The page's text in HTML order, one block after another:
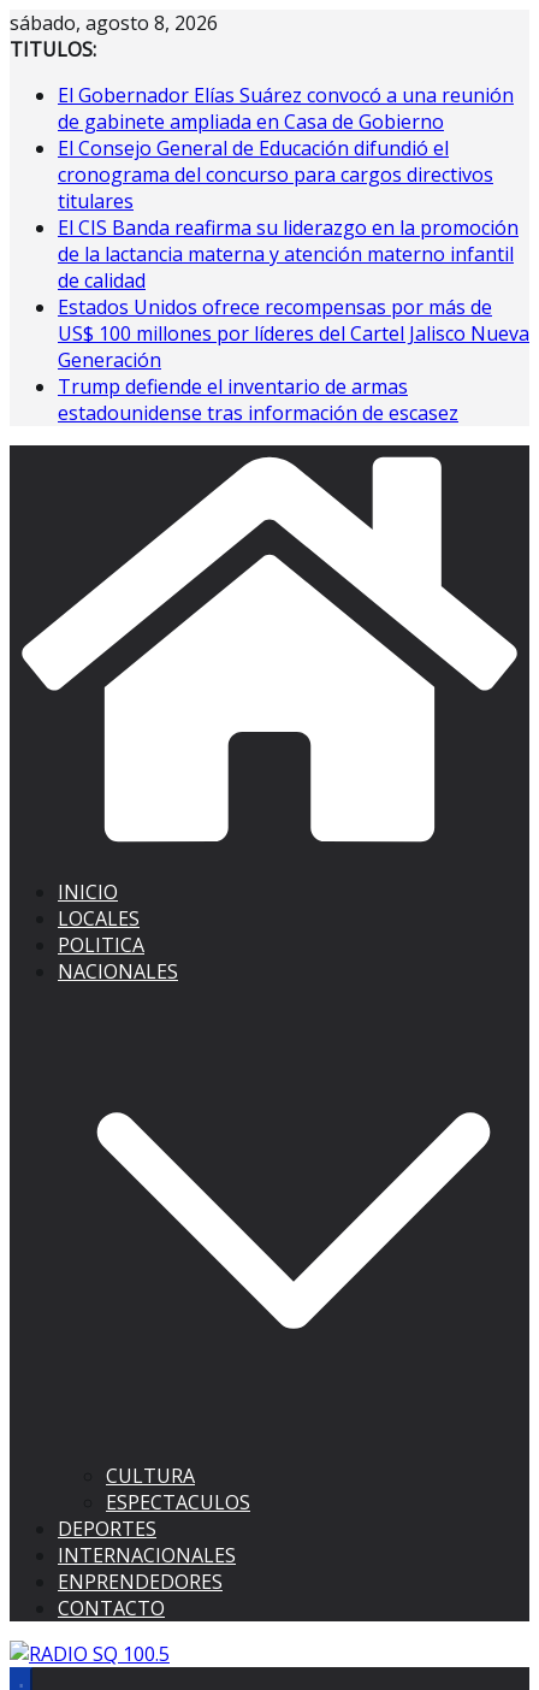
Saltar
al
sábado, agosto 8, 2026
TITULOS:
El Gobernador Elías Suárez convocó a una reunión
de gabinete ampliada en Casa de Gobierno
El Consejo General de Educación difundió el
cronograma del concurso para cargos directivos
titulares
El CIS Banda reafirma su liderazgo en la promoción
de la lactancia materna y atención materno infantil
de calidad
Estados Unidos ofrece recompensas por más de
US$ 100 millones por líderes del Cartel Jalisco Nueva
Generación
Trump defiende el inventario de armas
estadounidense tras información de escasez
INICIO
LOCALES
POLITICA
NACIONALES
CULTURA
ESPECTACULOS
DEPORTES
INTERNACIONALES
ENPRENDEDORES
CONTACTO